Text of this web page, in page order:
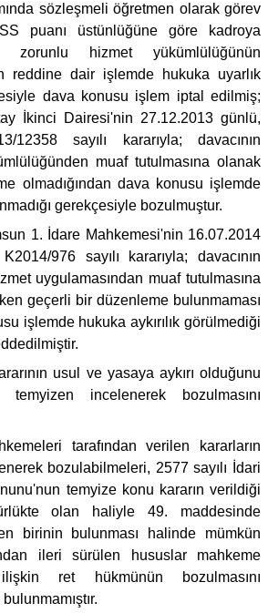
sözleşmeli öğretmen olarak görev
puanı üstünlüğüne göre kadroya
zorunlu hizmet yükümlülüğünün
reddine dair işlemde hukuka uyarlık
dava konusu işlem iptal edilmiş;
İkinci Dairesi'nin 27.12.2013 günlü,
12358 sayılı kararıyla; davacının
muaf tutulmasına olanak
olmadığından dava konusu işlemde
gerekçesiyle bozulmuştur.
1. İdare Mahkemesi'nin 16.07.2014
976 sayılı kararıyla; davacının
uygulamasından muaf tutulmasına
geçerli bir düzenleme bulunmaması
işlemde hukuka aykırılık görülmediği
usul ve yasaya aykırı olduğunu
incelenerek bozulmasını
tarafından verilen kararların
bozulabilmeleri, 2577 sayılı İdari
temyize konu kararın verildiği
olan haliyle 49. maddesinde
birinin bulunması halinde mümkün
ileri sürülen hususlar mahkeme
ret hükmünün bozulmasını